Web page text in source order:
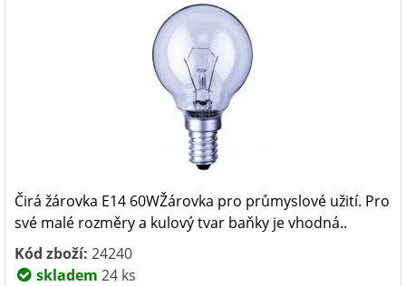
Čirá žárovka E14 60WŽárovka pro průmyslové užití. Pro
své malé rozměry a kulový tvar baňky je vhodná..
Kód zboží: 24240
skladem 24 ks